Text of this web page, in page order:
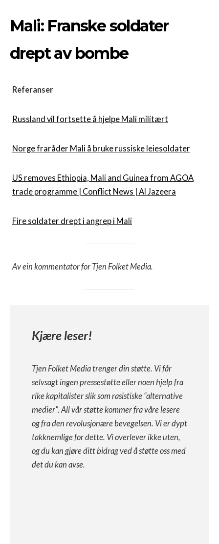
Mali: Franske soldater
drept av bombe
Referanser
Russland vil fortsette å hjelpe Mali militært
Norge fraråder Mali å bruke russiske leiesoldater
US removes Ethiopia, Mali and Guinea from AGOA
trade programme | Conflict News | Al Jazeera
Fire soldater drept i angrep i Mali
Av ein kommentator for Tjen Folket Media.
Kjære leser!
Tjen Folket Media trenger din støtte. Vi får
selvsagt ingen pressestøtte eller noen hjelp fra
rike kapitalister slik som rasistiske “alternative
medier”. All vår støtte kommer fra våre lesere
og fra den revolusjonære bevegelsen. Vi er dypt
takknemlige for dette. Vi overlever ikke uten,
og du kan gjøre ditt bidrag ved å støtte oss med
det du kan avse.